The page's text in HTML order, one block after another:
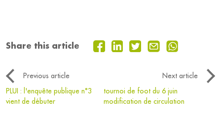
Share this article
Previous article
Next article
PLUI : l'enquête publique n°3
vient de débuter
tournoi de foot du 6 juin
modification de circulation